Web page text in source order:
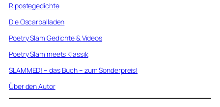
Ripostegedichte
Die Oscarballaden
Poetry Slam Gedichte & Videos
Poetry Slam meets Klassik
SLAMMED! – das Buch – zum Sonderpreis!
Über den Autor